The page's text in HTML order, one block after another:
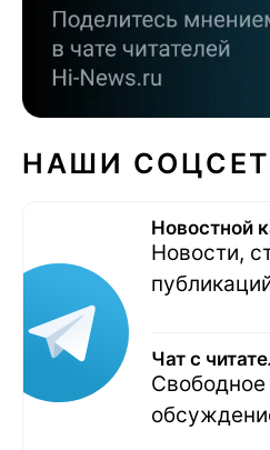
НАШИ
Новостной
Новости,
Чат с